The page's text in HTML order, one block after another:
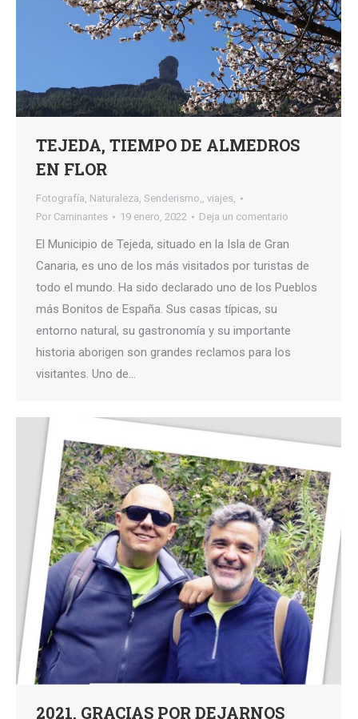
TEJEDA, TIEMPO DE ALMEDROS
EN FLOR
Fotografía, Naturaleza, Senderismo,, viajes,
Por Caminantes 19 enero, 2022 Deja un comentario
El Municipio de Tejeda, situado en la Isla de Gran
Canaria, es uno de los más visitados por turistas de
todo el mundo. Ha sido declarado uno de los Pueblos
más Bonitos de España. Sus casas típicas, su
entorno natural, su gastronomía y su importante
historia aborigen son grandes reclamos para los
visitantes. Uno de…
2021, GRACIAS POR DEJARNOS